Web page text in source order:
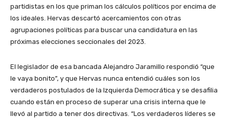
partidistas en los que priman los cálculos políticos por encima de
los ideales. Hervas descartó acercamientos con otras
agrupaciones políticas para buscar una candidatura en las
próximas elecciones seccionales del 2023.
El legislador de esa bancada Alejandro Jaramillo respondió “que
le vaya bonito”, y que Hervas nunca entendió cuáles son los
verdaderos postulados de la Izquierda Democrática y se desafilia
cuando están en proceso de superar una crisis interna que le
llevó al partido a tener dos directivas. “Los verdaderos líderes se